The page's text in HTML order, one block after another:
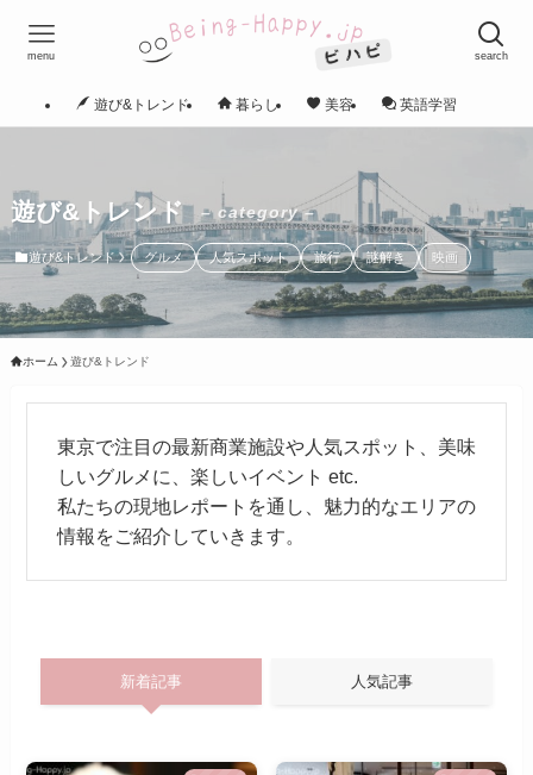
search
menu
遊び&トレンド 暮らし 美容 英語学習
遊び&トレンド – category –
遊び&トレンド グルメ 人気スポット 旅行 謎解き 映画
ホーム 遊び&トレンド
東京で注目の最新商業施設や人気スポット、美味
しいグルメに、楽しいイベント etc.
私たちの現地レポートを通し、魅力的なエリアの
情報をご紹介していきます。
新着記事 人気記事